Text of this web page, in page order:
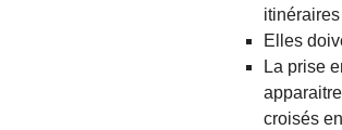
Elles
La prise
croisés